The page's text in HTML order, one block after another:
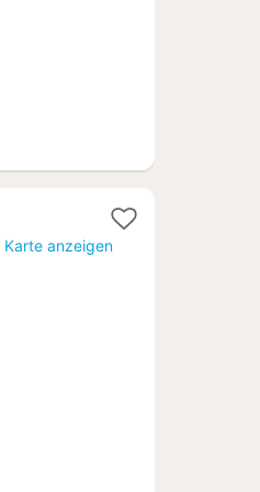
Karte anzeigen